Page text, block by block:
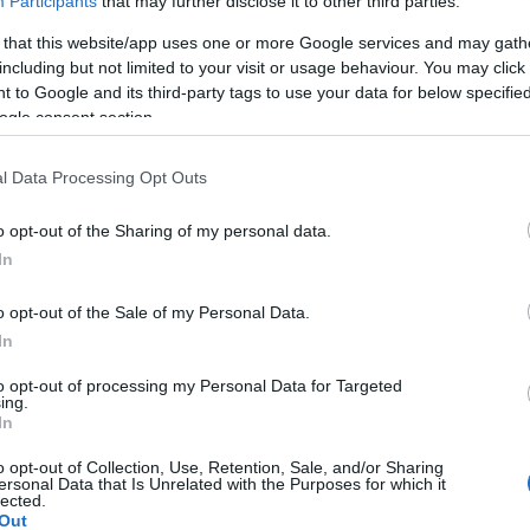
that this website/app uses one or more Google services and may
but not limited to your visit or usage behaviour. You may
to Google and its third-party tags to use your data for below
consent section.
Data Processing Opt Outs
opt-out of the Sharing of my personal data.
opt-out of the Sale of my Personal Data.
opt-out of processing my Personal Data for Targeted
opt-out of Collection, Use, Retention, Sale, and/or Sharing
Data that Is Unrelated with the Purposes for which it
sny stávají
KŘOUSTKOVÁ 22.12.2024
víkendu vstoupila Stina
Gastein Kriterium ve velké
v prvním dálkovém běhu
se rozhodla, že vstoupí do
Classics, se dostala na
žádným nováčkem. Zde
Nordvalla, který je